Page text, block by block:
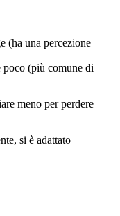
(ha una percezione
poco (più comune di
meno per perdere
si è adattato